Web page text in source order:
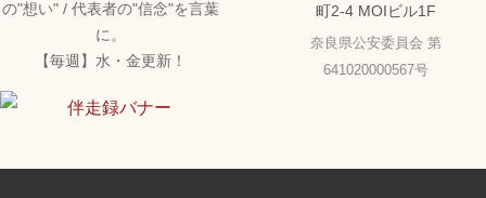
の"想い" / 代表者の"信念"を言葉
に。
【毎週】水・金更新！
町2-4 MOIビル1F
奈良県公安委員会 第
641020000567号